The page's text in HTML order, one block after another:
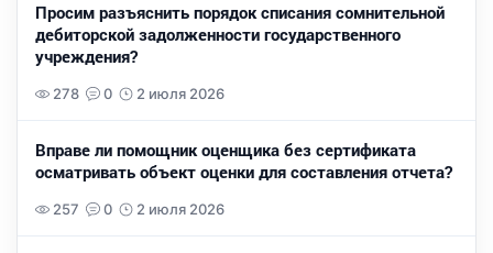
Просим разъяснить порядок списания сомнительной
дебиторской задолженности государственного
учреждения?
278 0 2 июля 2026
Вправе ли помощник оценщика без сертификата
осматривать объект оценки для составления отчета?
257 0 2 июля 2026